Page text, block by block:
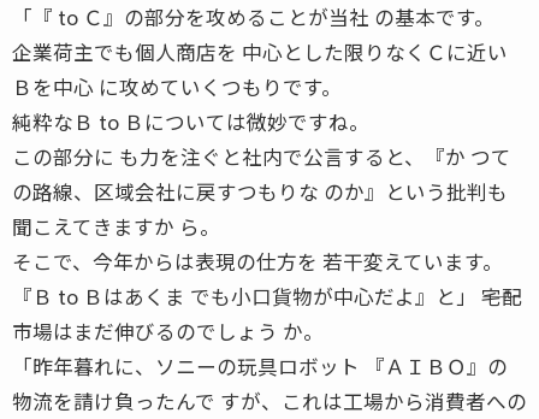
「『 to Ｃ』の部分を攻めることが当社 の基本です。
企業荷主でも個人商店を 中心とした限りなくＣに近い
Ｂを中心 に攻めていくつもりです。
純粋なＢ to Ｂについては微妙ですね。
この部分に も力を注ぐと社内で公言すると、『か つて
の路線、区域会社に戻すつもりな のか』という批判も
聞こえてきますか ら。
そこで、今年からは表現の仕方を 若干変えています。
『Ｂ to Ｂはあくま でも小口貨物が中心だよ』と」 ――宅配
市場はまだ伸びるのでしょう か。
「昨年暮れに、ソニーの玩具ロボット 『ＡＩＢＯ』の
物流を請け負ったんで すが、これは工場から消費者への